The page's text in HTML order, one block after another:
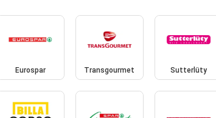
Eurospar Transgourmet Sutterlüty